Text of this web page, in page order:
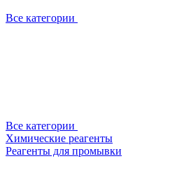
Все категории
Все категории
Химические реагенты
Реагенты для промывки